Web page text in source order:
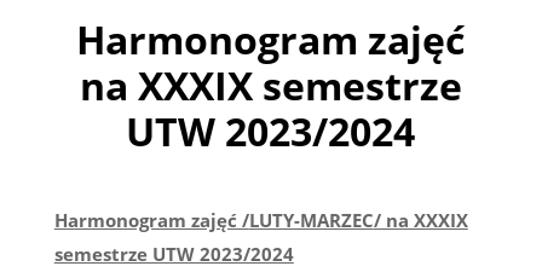
Harmonogram zajęć
na XXXIX semestrze
UTW 2023/2024
Harmonogram zajęć /LUTY-MARZEC/ na XXXIX
semestrze UTW 2023/2024